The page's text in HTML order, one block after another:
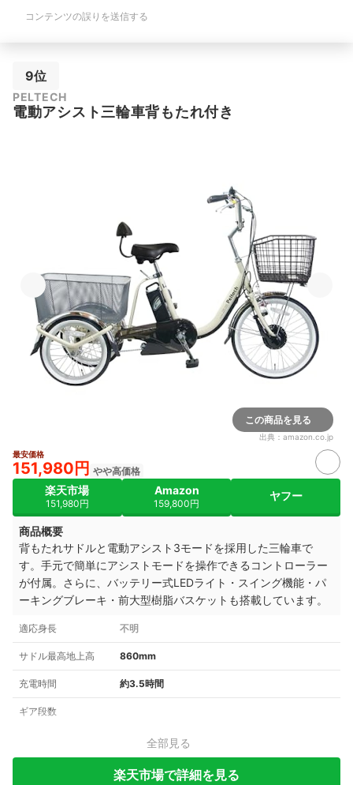
コンテンツの誤りを送信する
9位
PELTECH
電動アシスト三輪車背もたれ付き
この商品を見る
出典： amazon.co.jp
最安価格
151,980円 やや高価格
楽天市場
151,980円
Amazon
159,800円
ヤフー
商品概要
背もたれサドルと電動アシスト3モードを採用した三輪車で
す。手元で簡単にアシストモードを操作できるコントローラー
が付属。さらに、バッテリー式LEDライト・スイング機能・パ
ーキングブレーキ・前大型樹脂バスケットも搭載しています。
適応身長 不明
サドル最高地上高 860mm
充電時間 約3.5時間
ギア段数
全部見る
楽天市場で詳細を見る